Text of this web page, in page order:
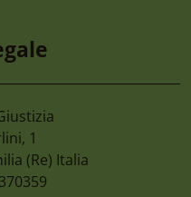
Dell’ambiente,
Le Nuove
1
(Re) Italia